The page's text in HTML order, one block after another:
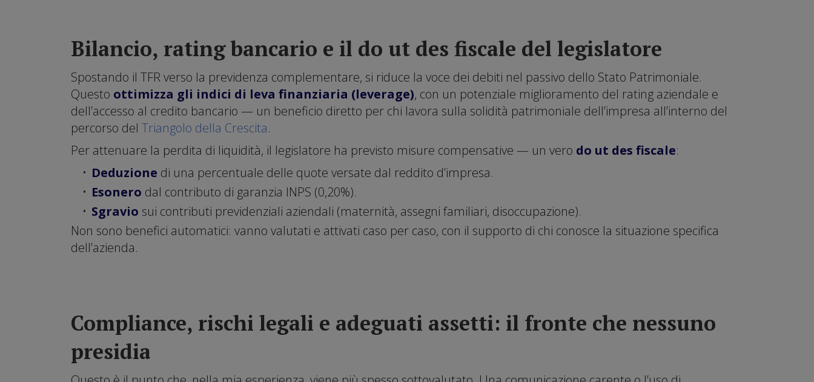
Bilancio, rating bancario e il do ut des fiscale del legislatore
Spostando il TFR verso la previdenza complementare, si riduce la voce dei debiti nel passivo dello Stato Patrimoniale.
Questo ottimizza gli indici di leva finanziaria (leverage), con un potenziale miglioramento del rating aziendale e
dell’accesso al credito bancario — un beneficio diretto per chi lavora sulla solidità patrimoniale dell’impresa all’interno del
percorso del Triangolo della Crescita.
Per attenuare la perdita di liquidità, il legislatore ha previsto misure compensative — un vero do ut des fiscale:
• Deduzione di una percentuale delle quote versate dal reddito d’impresa.
• Esonero dal contributo di garanzia INPS (0,20%).
• Sgravio sui contributi previdenziali aziendali (maternità, assegni familiari, disoccupazione).
Non sono benefici automatici: vanno valutati e attivati caso per caso, con il supporto di chi conosce la situazione specifica
dell’azienda.
Compliance, rischi legali e adeguati assetti: il fronte che nessuno
presidia